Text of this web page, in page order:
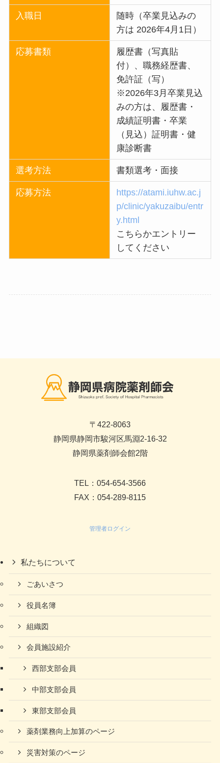
入職日
随時（卒業見込みの
方は 2026年4月1日）
応募書類
履歴書（写真貼
付）、職務経歴書、
免許証（写）
※2026年3月卒業見込
みの方は、履歴書・
成績証明書・卒業
（見込）証明書・健
康診断書
選考方法 書類選考・面接
応募方法
https://atami.iuhw.ac.j
p/clinic/yakuzaibu/entr
y.html
こちらかエントリー
してください
〒422-8063
静岡県静岡市駿河区馬淵2-16-32
静岡県薬剤師会館2階
TEL：054-654-3566
FAX：054-289-8115
管理者ログイン
私たちについて
ごあいさつ
役員名簿
組織図
会員施設紹介
西部支部会員
中部支部会員
東部支部会員
薬剤業務向上加算のページ
災害対策のページ